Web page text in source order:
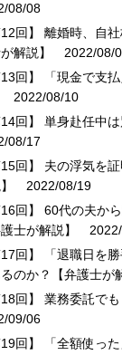
08/08
12回】 離婚時、自
解説】
2022/08/
13回】 「現金で支
2022/08/10
14回】 単身赴任中
08/17
15回】 夫の浮気を
2022/08/19
16回】 60代の夫か
護士が解説】
2022/
17回】 「退職日を
のか？【弁護士が
18回】 業務委託で
09/06
19回】 「全額使っ